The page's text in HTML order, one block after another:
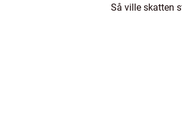
Så ville skatten